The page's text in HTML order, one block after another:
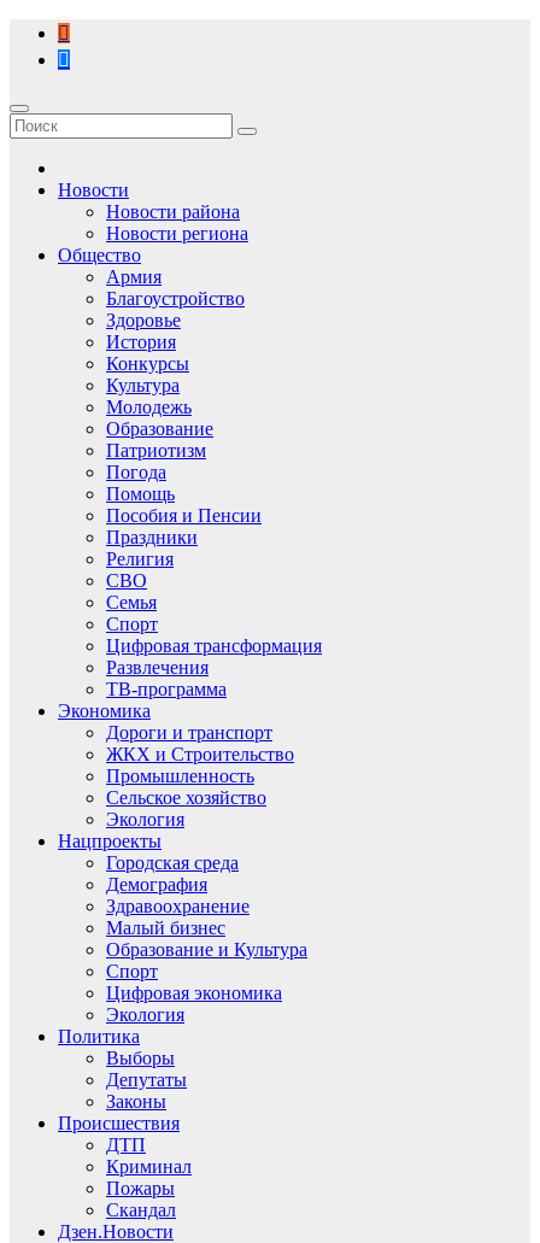
Перейти
содержимому
Новости
Новости района
Новости региона
Общество
Армия
Благоустройство
Здоровье
История
Конкурсы
Культура
Молодежь
Образование
Патриотизм
Погода
Помощь
Пособия и Пенсии
Праздники
Религия
СВО
Семья
Спорт
Цифровая трансформация
Развлечения
ТВ-программа
Экономика
Дороги и транспорт
ЖКХ и Строительство
Промышленность
Сельское хозяйство
Экология
Нацпроекты
Городская среда
Демография
Здравоохранение
Малый бизнес
Образование и Культура
Спорт
Цифровая экономика
Экология
Политика
Выборы
Депутаты
Законы
Происшествия
ДТП
Криминал
Пожары
Скандал
Дзен.Новости